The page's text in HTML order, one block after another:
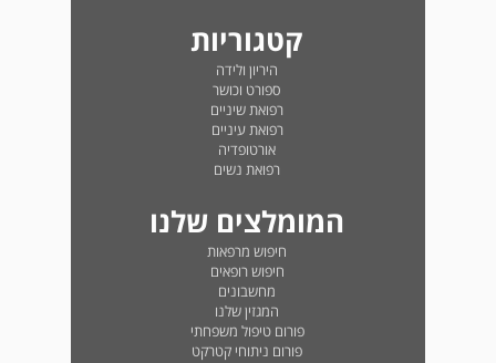
קטגוריות
היריון ולידה
ספורט וכושר
רפואת שיניים
רפואת עיניים
אורטופדיה
רפואת נשים
המומלצים שלנו
חיפוש מרפאות
חיפוש רופאים
מחשבונים
המגזין שלנו
פורום טיפול משפחתי
פורום ניתוחי קטרקט